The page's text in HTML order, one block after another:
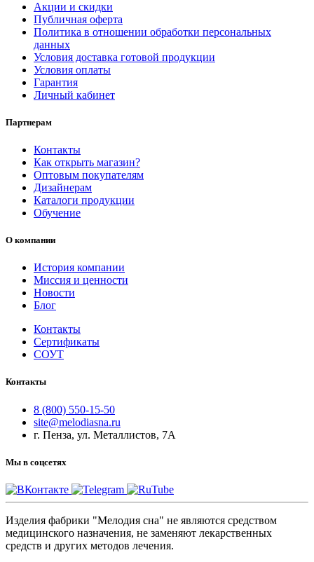
Акции и скидки
Публичная оферта
Политика в отношении обработки персональных
данных
Условия доставка готовой продукции
Условия оплаты
Гарантия
Личный кабинет
Партнерам
Контакты
Как открыть магазин?
Оптовым покупателям
Дизайнерам
Каталоги продукции
Обучение
О компании
История компании
Миссия и ценности
Новости
Блог
Контакты
Сертификаты
СОУТ
Контакты
8 (800) 550-15-50
site@melodiasna.ru
г. Пенза, ул. Металлистов, 7А
Мы в соцсетях
Изделия фабрики "Мелодия сна" не являются средством
медицинского назначения, не заменяют лекарственных
средств и других методов лечения.